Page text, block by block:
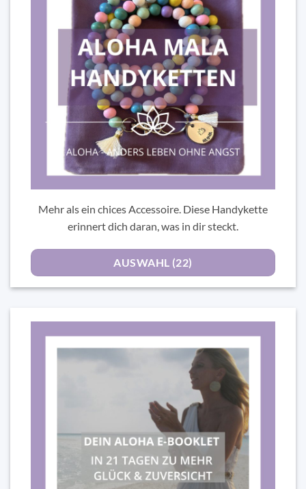
Mehr als ein chices Accessoire. Diese Handykette
erinnert dich daran, was in dir steckt.
AUSWAHL (22)